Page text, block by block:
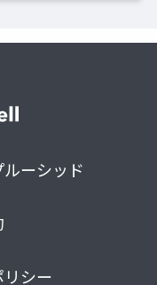
ーシッド
シー